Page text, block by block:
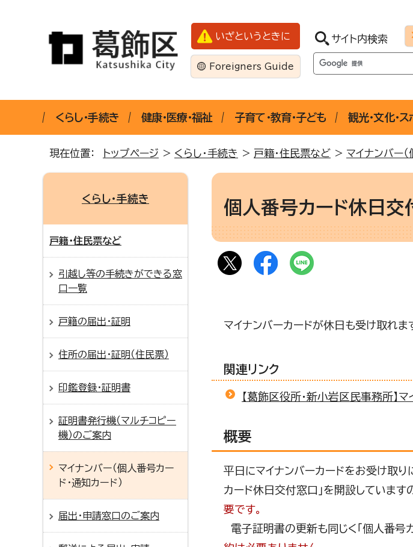
いざというときに
Foreigners Guide
サイト内検索
くらし・手続き 健康・医療・福祉 子育て・教育・子ども 観光・文化・
現在位置： トップページ > くらし・手続き > 戸籍・住民票など > マイナンバー（
個人番号カード休日交
マイナンバーカードが休日も受け取れま
関連リンク
【葛飾区役所・新小岩区民事務所】
概要
平日にマイナンバーカードをお受け取
カード休日交付窓口」を開設しています
要です。
電子証明書の更新も同じく「個人番号
くらし・手続き
戸籍・住民票など
引越し等の手続きができる窓
口一覧
戸籍の届出・証明
住所の届出・証明（住民票）
印鑑登録・証明書
証明書発行機（マルチコピー
機）のご案内
マイナンバー（個人番号カー
ド・通知カード）
届出・申請窓口のご案内